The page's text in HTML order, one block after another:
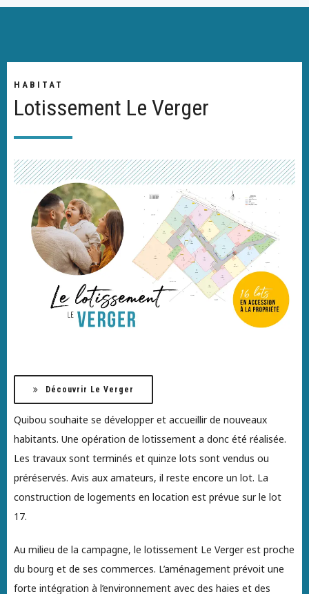
HABITAT
Lotissement Le Verger
Découvrir Le Verger
Quibou souhaite se développer et accueillir de nouveaux
habitants. Une opération de lotissement a donc été réalisée.
Les travaux sont terminés et quinze lots sont vendus ou
préréservés. Avis aux amateurs, il reste encore un lot. La
construction de logements en location est prévue sur le lot
17.
Au milieu de la campagne, le lotissement Le Verger est proche
du bourg et de ses commerces. L’aménagement prévoit une
forte intégration à l’environnement avec des haies et des